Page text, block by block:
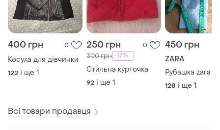
400 грн 0
Косуха для дівчинки
122 і ще 1
250 грн 0
300 грн -17%
Стильна курточка
92 і ще 1
450 грн
ZARA
Рубашка zara
128 і ще 1
Всі товари продавця